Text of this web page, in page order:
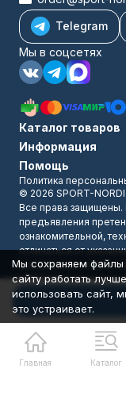
Главная Каталог
Telegram
Мы в соцсетях
Каталог товаров
Информация
Помощь
Политика
© 2026 SPORT-
Все права защищены.
предъявления
ознакомительной,
отличаться от
материалов с сайта
источник.
Разработано в
Мы сохраняем файлы
сайту работать
использовать сайт,
это устраивает.